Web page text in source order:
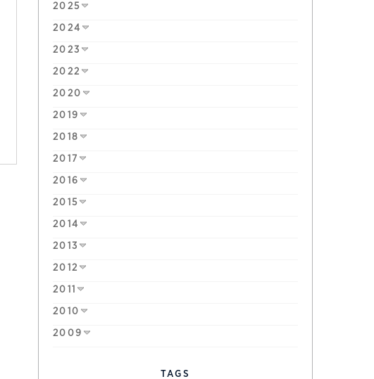
2025
2024
2023
2022
2020
2019
2018
2017
2016
2015
2014
2013
2012
2011
2010
2009
TAGS